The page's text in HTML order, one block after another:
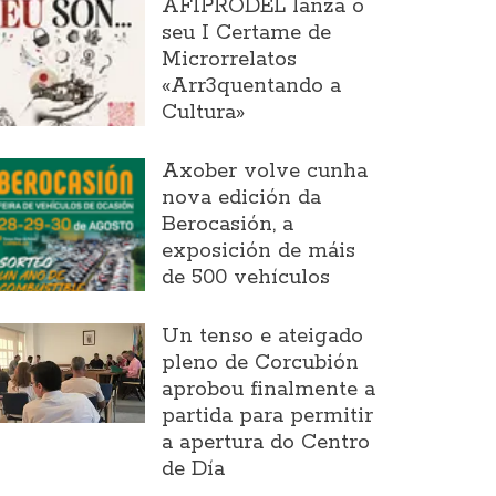
AFIPRODEL lanza o
seu I Certame de
Microrrelatos
«Arr3quentando a
Cultura»
Axober volve cunha
nova edición da
Berocasión, a
exposición de máis
de 500 vehículos
Un tenso e ateigado
pleno de Corcubión
aprobou finalmente a
partida para permitir
a apertura do Centro
de Día